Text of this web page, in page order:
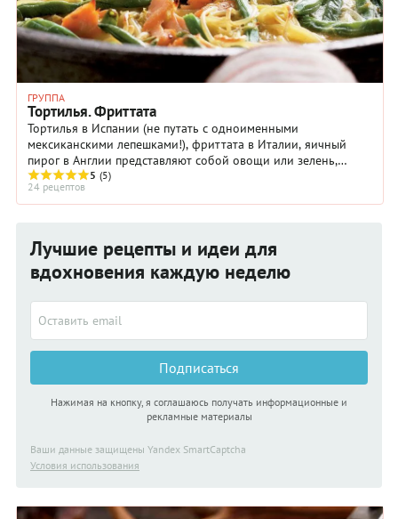
ГРУППА
Тортилья. Фриттата
Тортилья в Испании (не путать с одноименными
мексиканскими лепешками!), фриттата в Италии, яичный
пирог в Англии представляют собой овощи или зелень,
залитые взбитыми яйцами.
5 (5)
24 рецептов
Лучшие рецепты и идеи для
вдохновения каждую неделю
Подписаться
Нажимая на кнопку, я соглашаюсь получать информационные и
рекламные материалы
Ваши данные защищены Yandex SmartCaptcha
Условия использования